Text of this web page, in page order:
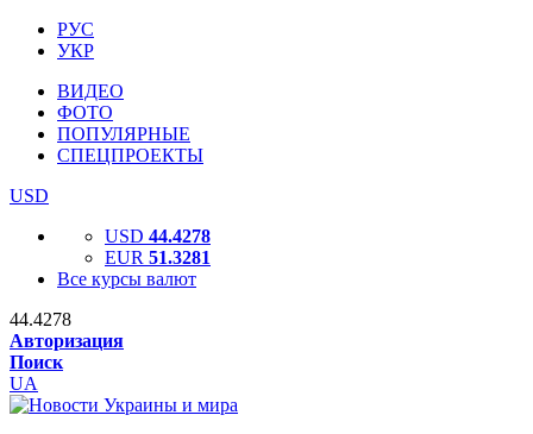
РУС
УКР
ВИДЕО
ФОТО
ПОПУЛЯРНЫЕ
СПЕЦПРОЕКТЫ
USD
USD 44.4278
EUR 51.3281
Все курсы валют
44.4278
Авторизация
Поиск
UA